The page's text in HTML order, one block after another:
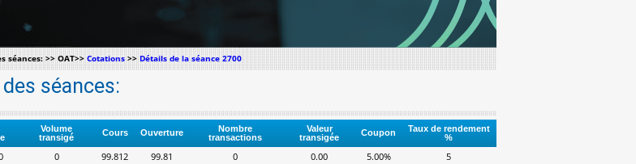
séances: >> OAT>>Cotations>>Détails de la séance 2700
séances:
Volume
transigé
Cours Ouverture
Nombre
transactions
Valeur
transigée
Coupon
Taux de rendement
%
0 99.812 99.81 0 0.00 5.00%
5